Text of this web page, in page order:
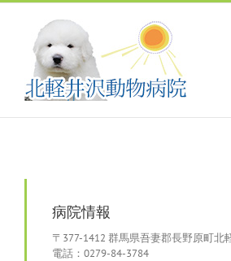
Skip
病院情報
〒377-1412 群馬県吾妻郡長野原町北
電話：0279-84-3784